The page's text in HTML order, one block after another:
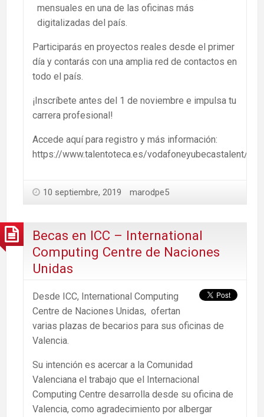
mensuales en una de las oficinas más
digitalizadas del país.
Participarás en proyectos reales desde el primer
día y contarás con una amplia red de contactos en
todo el país.
¡Inscríbete antes del 1 de noviembre e impulsa tu
carrera profesional!
Accede aquí para registro y más información:
https://www.talentoteca.es/vodafoneyubecastalent/
10 septiembre, 2019 marodpe5
Becas en ICC – International
Computing Centre de Naciones
Unidas
Desde ICC, International Computing
Centre de Naciones Unidas, ofertan
varias plazas de becarios para sus oficinas de
Valencia.
Su intención es acercar a la Comunidad
Valenciana el trabajo que el Internacional
Computing Centre desarrolla desde su oficina de
Valencia, como agradecimiento por albergar